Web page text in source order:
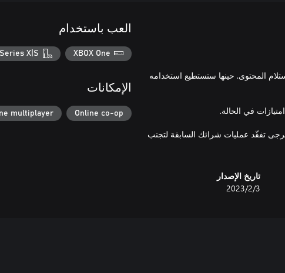
المحتوى. حينها ستستطيع استخدامه
تفقّد عمليات شرائك السابقة لتجنب
تاريخ الإصدار
3‏/2‏/2023
العب باستخدام
XBOX One
X|S
الإمكانات
Online co-op
multiplayer